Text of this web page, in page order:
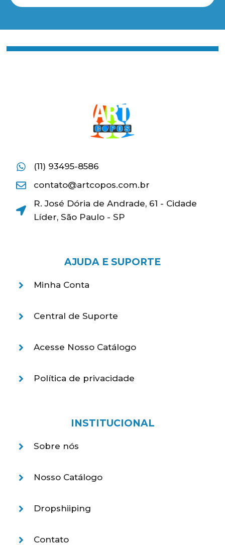
(11) 93495-8586
contato@artcopos.com.br
R. José Dória de Andrade, 61 - Cidade
Líder, São Paulo - SP
AJUDA E SUPORTE
Minha Conta
Central de Suporte
Acesse Nosso Catálogo
Política de privacidade
INSTITUCIONAL
Sobre nós
Nosso Catálogo
Dropshiiping
Contato